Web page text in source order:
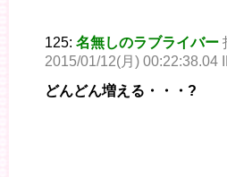
125: 名無しのラブライバー
2015/01/12(月) 00:22:38.04
どんどん増える・・・?